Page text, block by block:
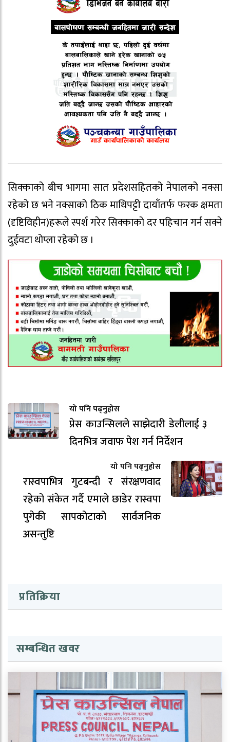
सिक्काको बीच भागमा सात प्रदेशसहितको नेपालको नक्सा
रहेको छ भने नक्साको ठिक माथिपट्टी दायाँतर्फ फरक क्षमता
(दृष्टिविहीन)हरूले स्पर्श गरेर सिक्काको दर पहिचान गर्न सक्ने
दुईवटा थोप्ला रहेको छ ।
यो पनि पढ्नुहोस
प्रेस काउन्सिलले साझेदारी डेलीलाई ३
दिनभित्र जवाफ पेश गर्न निर्देशन
यो पनि पढ्नुहोस
रास्वपाभित्र गुटबन्दी र संरक्षणवाद
रहेको संकेत गर्दै एमाले छाडेर रास्वपा
पुगेकी सापकोटाको सार्वजनिक
असन्तुष्टि
प्रतिक्रिया
सम्बन्धित खवर